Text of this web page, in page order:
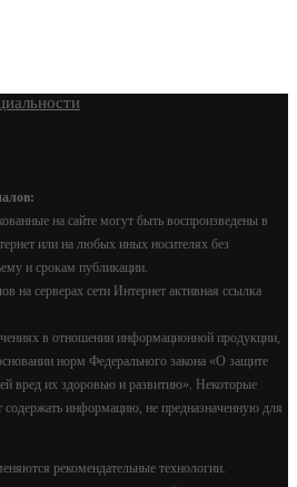
на сайте могут быть воспроизведены в
или на любых иных носителях без
и срокам публикации.
на серверах сети Интернет активная ссылка
в отношении информационной продукции,
норм Федерального закона «О защите
вред их здоровью и развитию». Некоторые
информацию, не предназначенную для
рекомендательные технологии.